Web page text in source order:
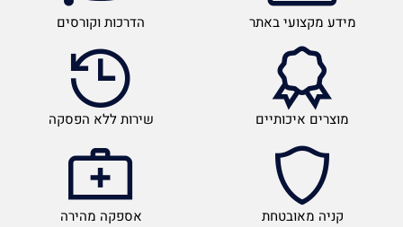
מידע מקצועי באתר הדרכות וקורסים
מוצרים איכותיים שירות ללא הפסקה
קניה מאובטחת אספקה מהירה